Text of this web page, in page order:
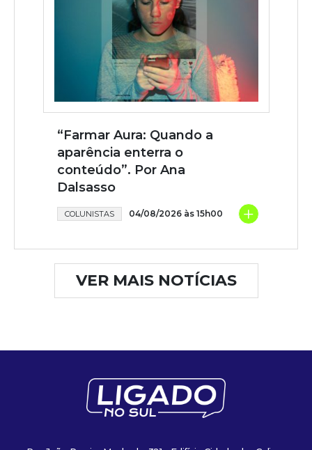
“Farmar Aura: Quando a
aparência enterra o
conteúdo”. Por Ana
Dalsasso
COLUNISTAS 04/08/2026 às 15h00 +
VER MAIS NOTÍCIAS